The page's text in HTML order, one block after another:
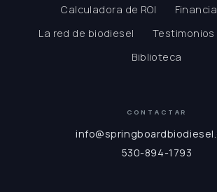
Calculadora de ROI
La red de biodiesel
Testimonios
Biblioteca
CONTACTAR
530-894-1793